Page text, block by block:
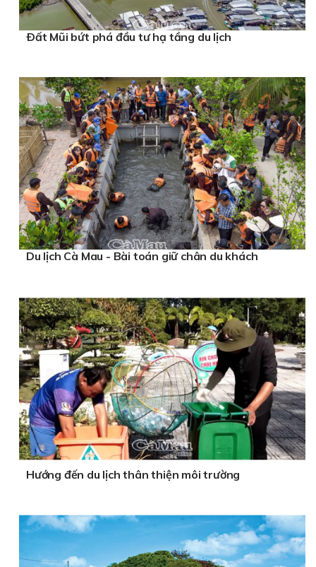
Ðất Mũi bứt phá đầu tư hạ tầng du lịch
Du lịch Cà Mau - Bài toán giữ chân du khách
Hướng đến du lịch thân thiện môi trường